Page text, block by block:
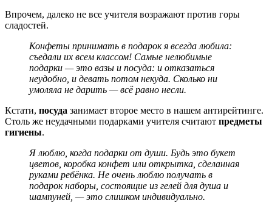
Впрочем, далеко не все учителя возражают против горы
сладостей.
Конфеты принимать в подарок я всегда любила:
съедали их всем классом! Самые нелюбимые
подарки — это вазы и посуда: и отказаться
неудобно, и девать потом некуда. Сколько ни
умоляла не дарить — всё равно несли.
Кстати, посуда занимает второе место в нашем антирейтинге.
Столь же неудачными подарками учителя считают предметы
гигиены.
Я люблю, когда подарки от души. Будь это букет
цветов, коробка конфет или открытка, сделанная
руками ребёнка. Не очень люблю получать в
подарок наборы, состоящие из гелей для душа и
шампуней, — это слишком индивидуально.